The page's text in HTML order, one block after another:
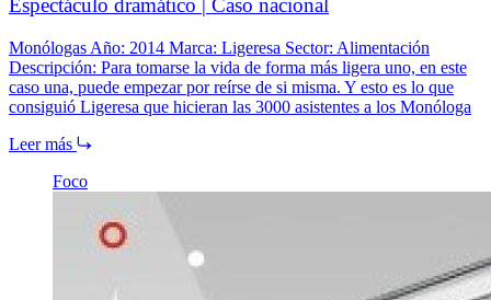
Espectáculo dramático | Caso nacional
Monólogas Año: 2014 Marca: Ligeresa Sector: Alimentación
Descripción: Para tomarse la vida de forma más ligera uno, en este
caso una, puede empezar por reírse de si misma. Y esto es lo que
consiguió Ligeresa que hicieran las 3000 asistentes a los Monóloga
Leer más
Foco